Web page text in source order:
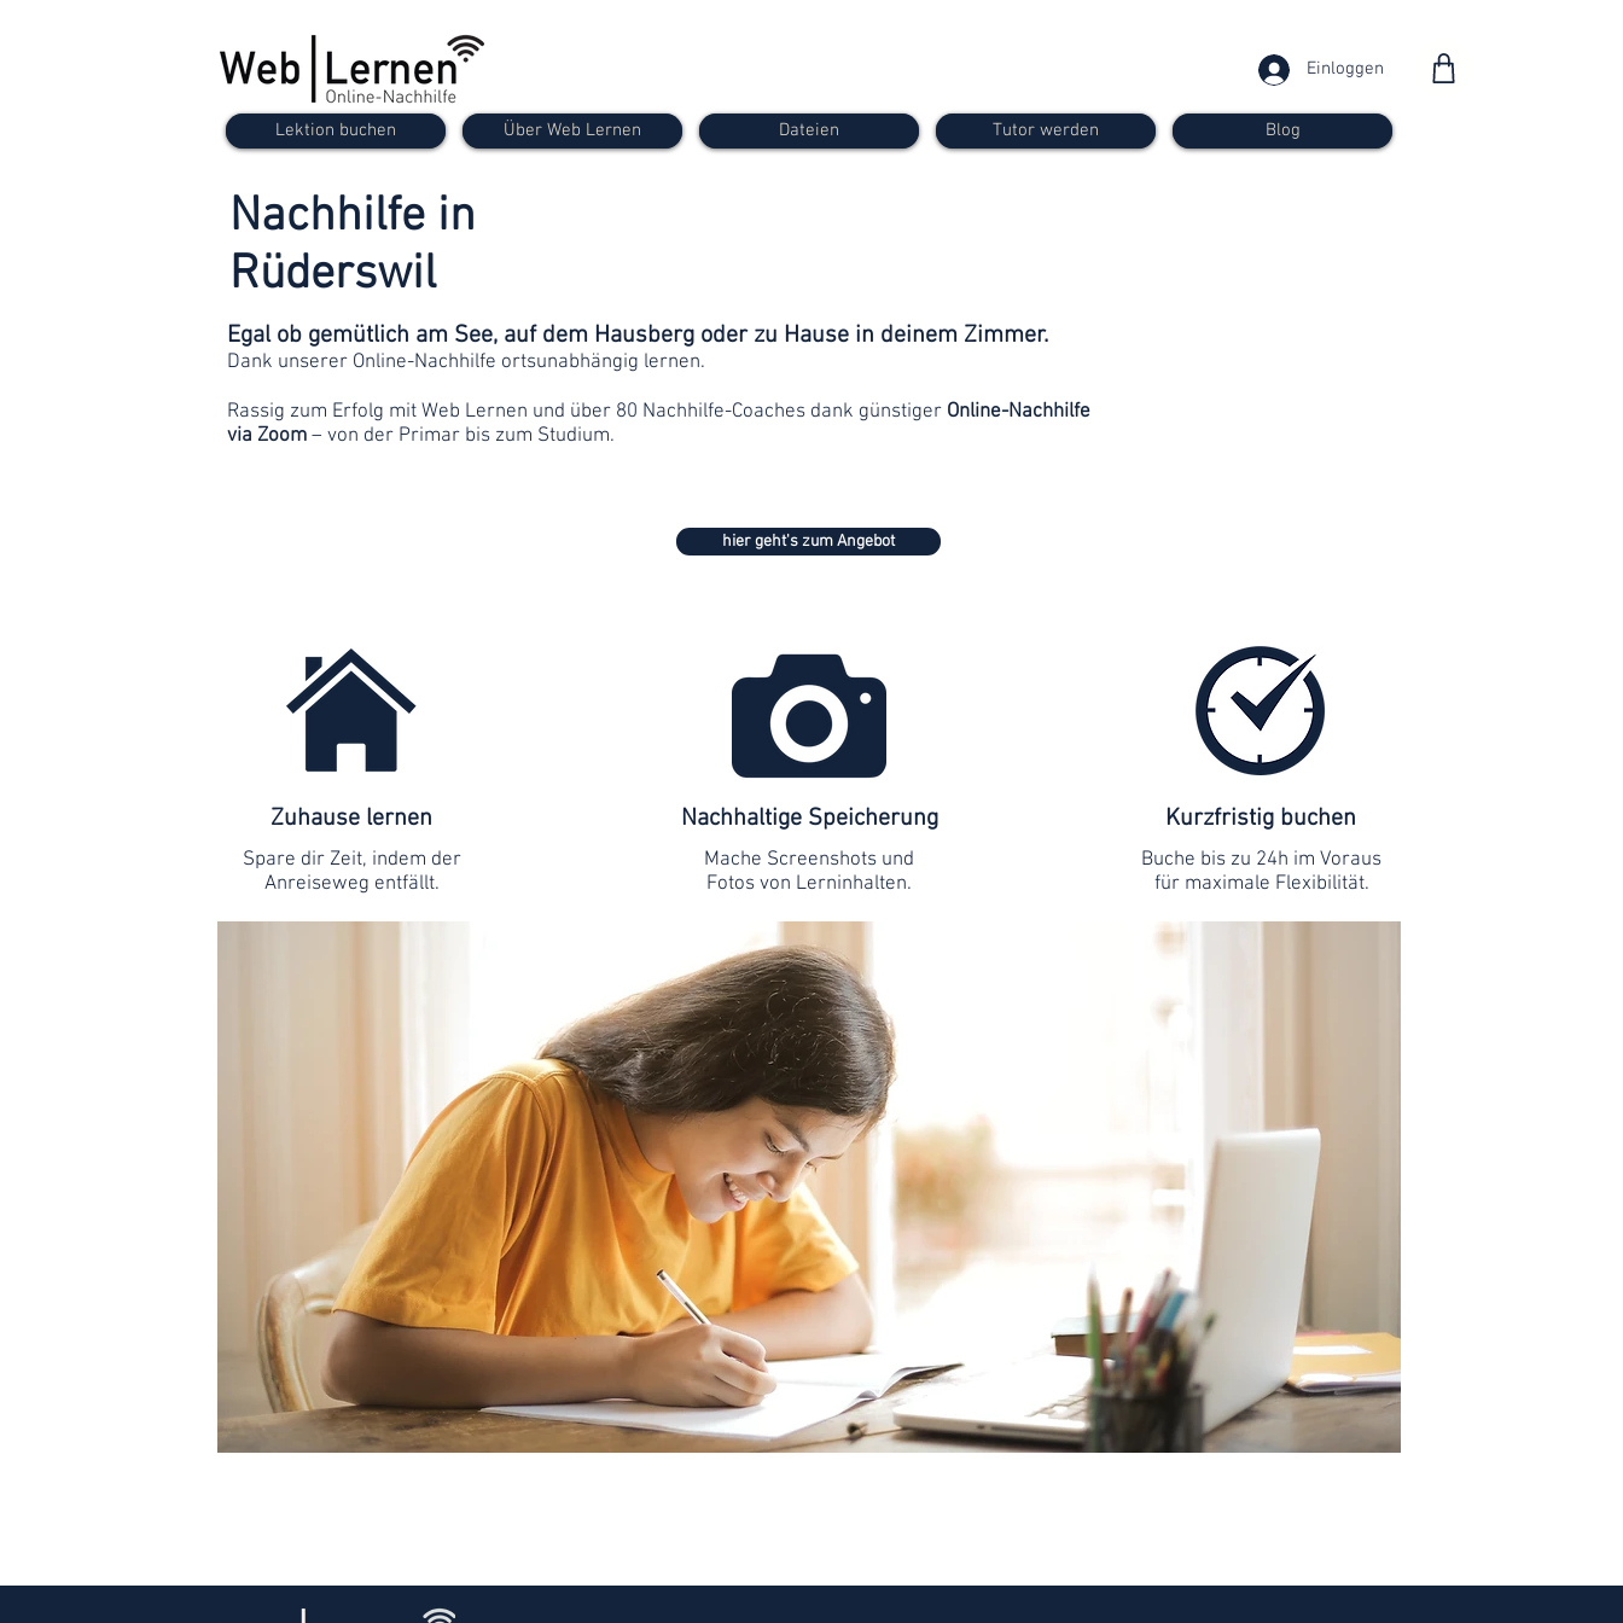
Einloggen
Lektion buchen Über Web Lernen Dateien Tutor werden Blog
Nachhilfe in
Rüderswil
Egal ob gemütlich am See, auf dem Hausberg oder zu Hause in deinem Zimmer.
Dank unserer Online-Nachhilfe ortsunabhängig lernen.
Rassig zum Erfolg mit Web Lernen und über 80 Nachhilfe-Coaches dank günstiger Online-Nachhilfe
via Zoom – von der Primar bis zum Studium.
hier geht's zum Angebot
Zuhause lernen
Spare dir Zeit, indem der
Anreiseweg entfällt.
Nachhaltige Speicherung
Mache Screenshots und
Fotos von Lerninhalten.
Kurzfristig buchen
Buche bis zu 24h im Voraus
für maximale Flexibilität.